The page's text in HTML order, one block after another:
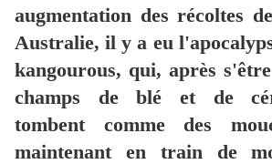
augmentation des récoltes
Australie, il y a eu
kangourous, qui, après
champs de blé et de
tombent comme des
maintenant en train de